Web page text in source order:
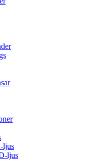
ljus
ljus